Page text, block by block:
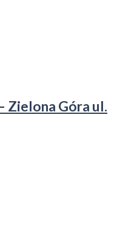
Zielona Góra ul.